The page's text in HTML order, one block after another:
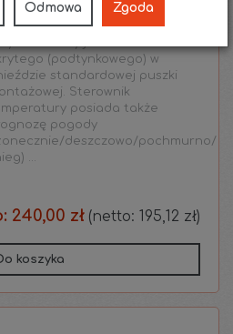
korpusu. Regulator
SN-15
(podtynkowego) w
standardowej puszki
Sterownik
posiada także
pogody
deszczowo/pochmurno/
...
240,00 zł (netto: 195,12 zł)
koszyka
Odmowa Zgoda